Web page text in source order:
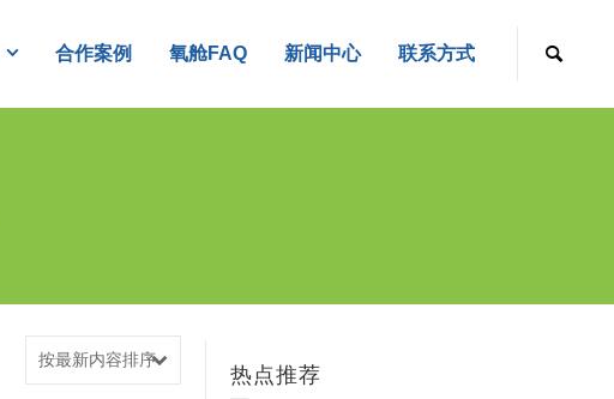
合作案例 氧舱FAQ 新闻中心 联系方式
按最新内容排序
热点推荐